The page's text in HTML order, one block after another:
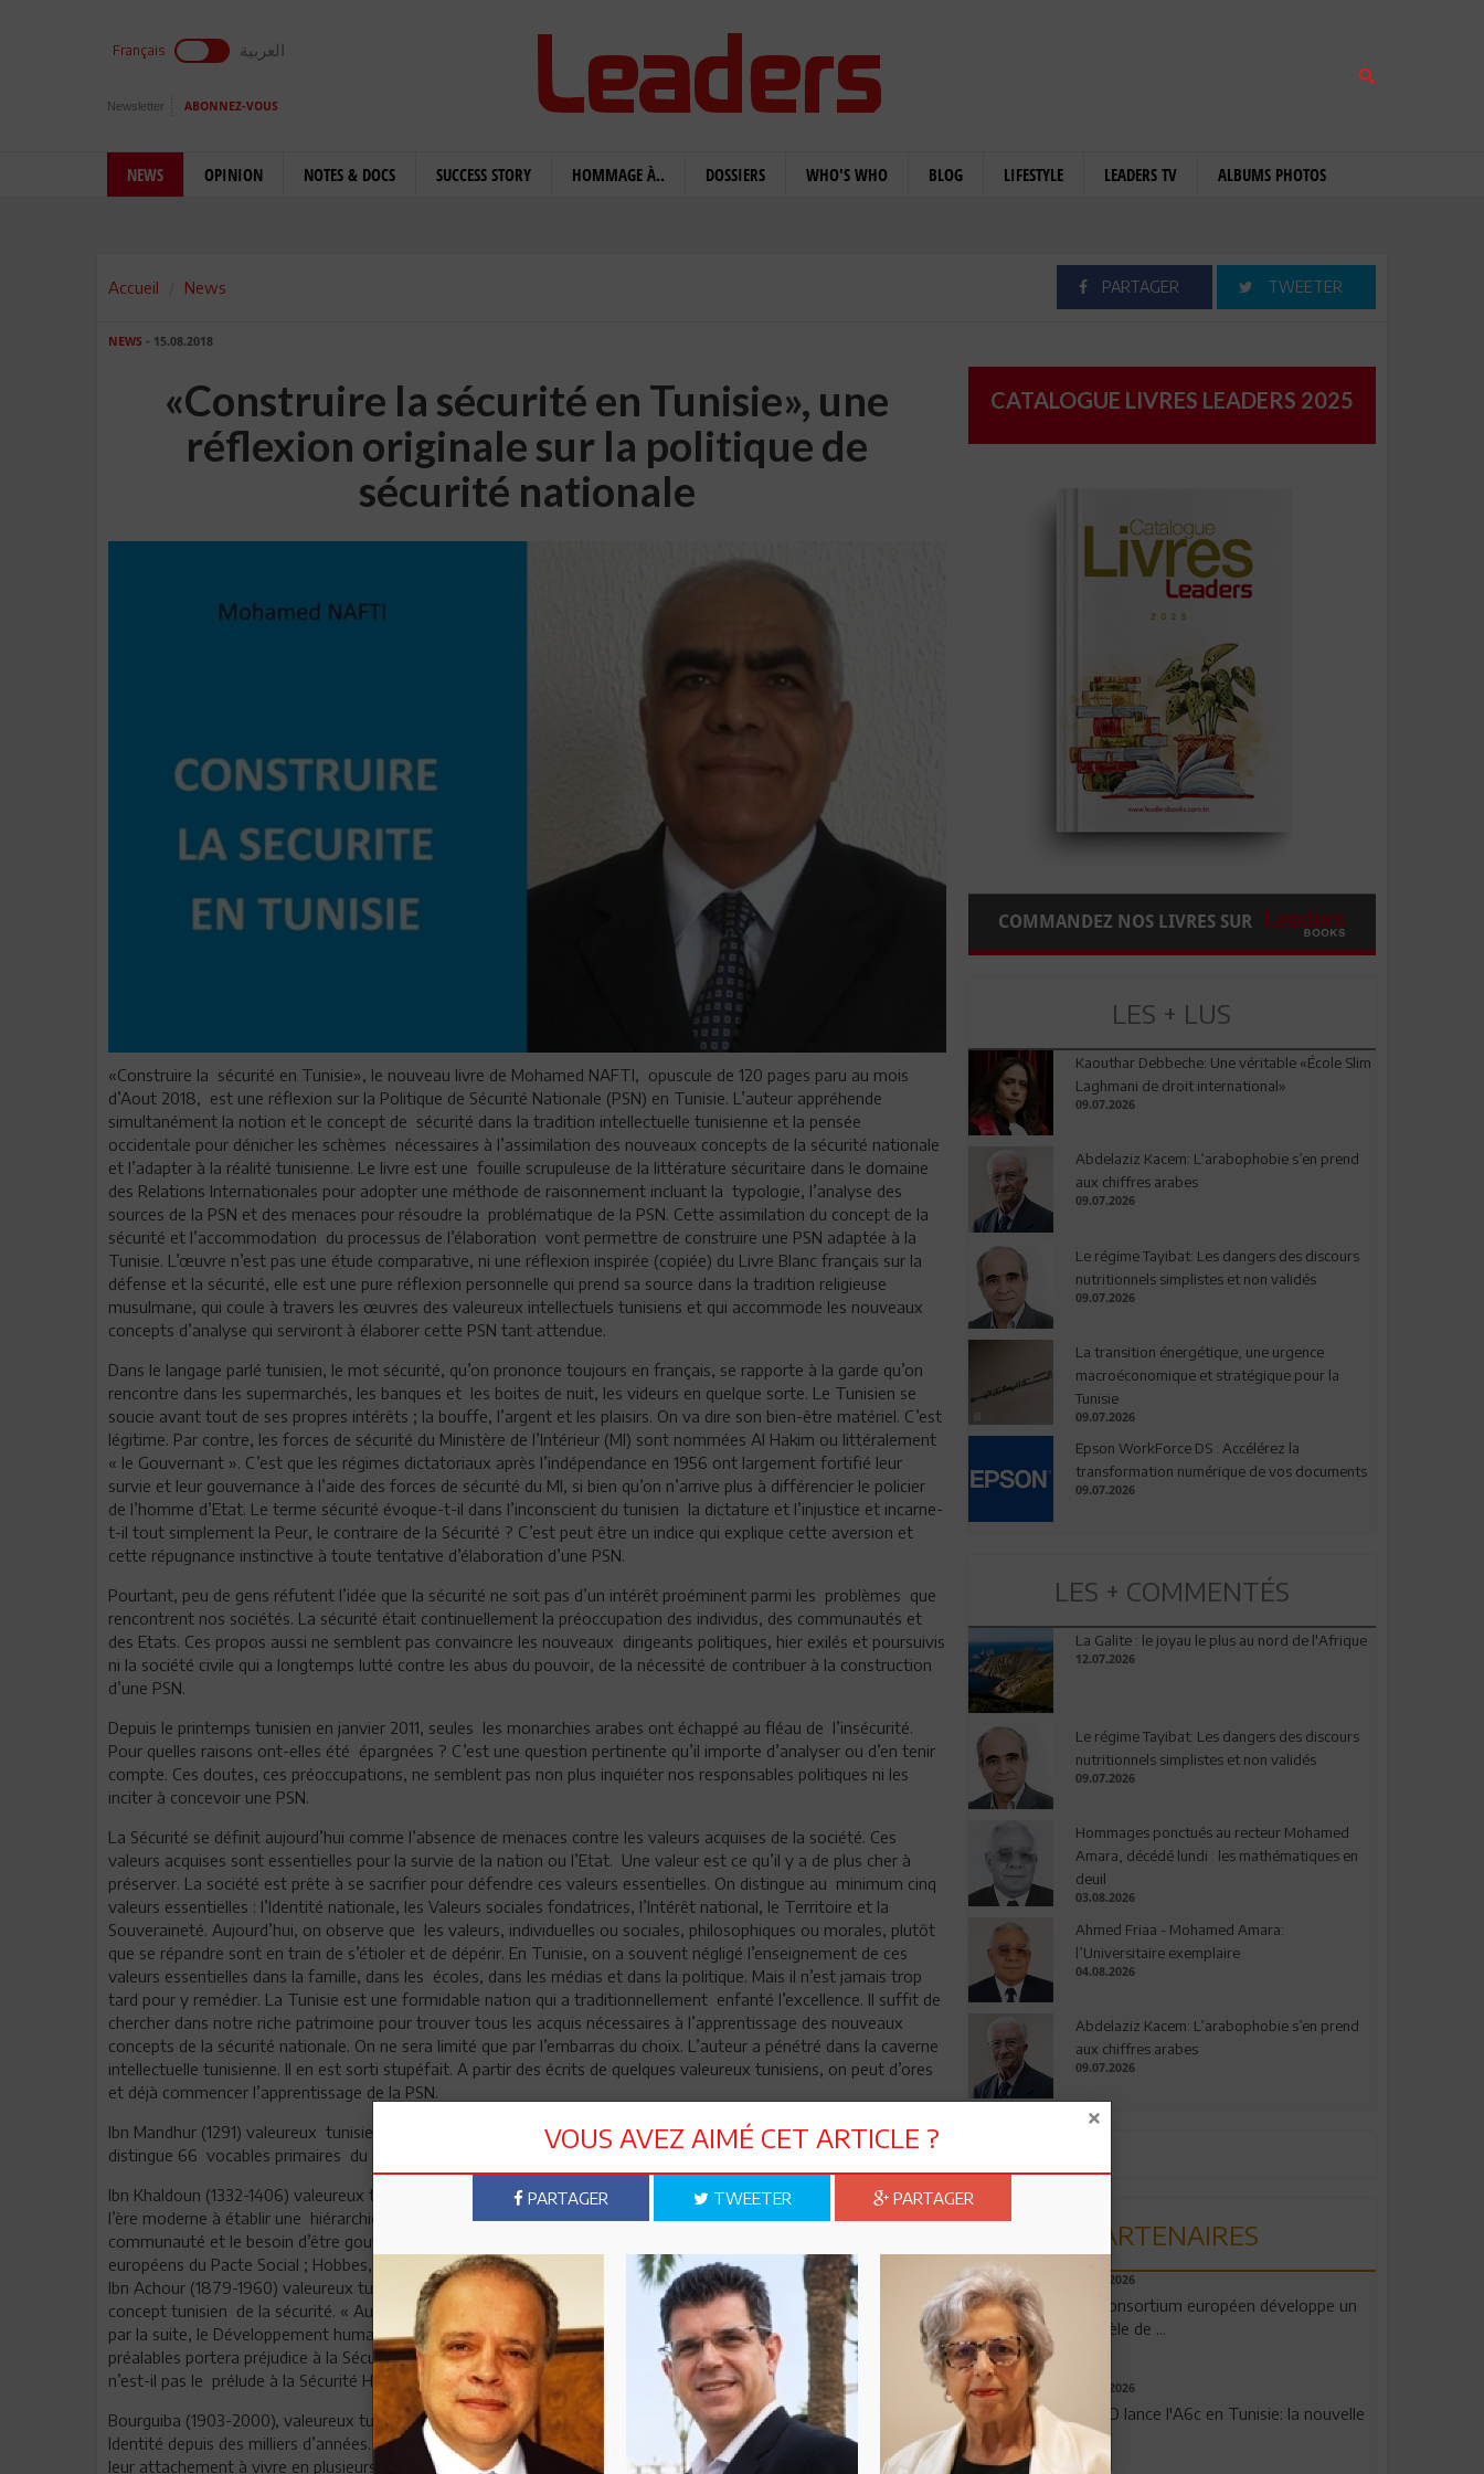
Français العربية
Newsletter ABONNEZ-VOUS
NEWS OPINION NOTES & DOCS SUCCESS STORY HOMMAGE À.. DOSSIERS WHO'S WHO BLOG LIFESTYLE LEADERS TV ALBUMS PHOTOS
Accueil News PARTAGER TWEETER
NEWS - 15.08.2018
«Construire la sécurité en Tunisie», une
réflexion originale sur la politique de
sécurité nationale
«Construire la sécurité en Tunisie», le nouveau livre de Mohamed NAFTI, opuscule de 120 pages paru au mois
d’Aout 2018, est une réflexion sur la Politique de Sécurité Nationale (PSN) en Tunisie. L’auteur appréhende
simultanément la notion et le concept de sécurité dans la tradition intellectuelle tunisienne et la pensée
occidentale pour dénicher les schèmes nécessaires à l’assimilation des nouveaux concepts de la sécurité nationale
et l’adapter à la réalité tunisienne. Le livre est une fouille scrupuleuse de la littérature sécuritaire dans le domaine
des Relations Internationales pour adopter une méthode de raisonnement incluant la typologie, l’analyse des
sources de la PSN et des menaces pour résoudre la problématique de la PSN. Cette assimilation du concept de la
sécurité et l’accommodation du processus de l’élaboration vont permettre de construire une PSN adaptée à la
Tunisie. L’œuvre n’est pas une étude comparative, ni une réflexion inspirée (copiée) du Livre Blanc français sur la
défense et la sécurité, elle est une pure réflexion personnelle qui prend sa source dans la tradition religieuse
musulmane, qui coule à travers les œuvres des valeureux intellectuels tunisiens et qui accommode les nouveaux
concepts d’analyse qui serviront à élaborer cette PSN tant attendue.
Dans le langage parlé tunisien, le mot sécurité, qu’on prononce toujours en français, se rapporte à la garde qu’on
rencontre dans les supermarchés, les banques et les boites de nuit, les videurs en quelque sorte. Le Tunisien se
soucie avant tout de ses propres intérêts ; la bouffe, l’argent et les plaisirs. On va dire son bien-être matériel. C’est
légitime. Par contre, les forces de sécurité du Ministère de l’Intérieur (MI) sont nommées Al Hakim ou littéralement
« le Gouvernant ». C’est que les régimes dictatoriaux après l’indépendance en 1956 ont largement fortifié leur
survie et leur gouvernance à l’aide des forces de sécurité du MI, si bien qu’on n’arrive plus à différencier le policier
de l’homme d’Etat. Le terme sécurité évoque-t-il dans l’inconscient du tunisien la dictature et l’injustice et incarne-
t-il tout simplement la Peur, le contraire de la Sécurité ? C’est peut être un indice qui explique cette aversion et
cette répugnance instinctive à toute tentative d’élaboration d’une PSN.
Pourtant, peu de gens réfutent l’idée que la sécurité ne soit pas d’un intérêt proéminent parmi les problèmes que
rencontrent nos sociétés. La sécurité était continuellement la préoccupation des individus, des communautés et
des Etats. Ces propos aussi ne semblent pas convaincre les nouveaux dirigeants politiques, hier exilés et poursuivis
ni la société civile qui a longtemps lutté contre les abus du pouvoir, de la nécessité de contribuer à la construction
d’une PSN.
Depuis le printemps tunisien en janvier 2011, seules les monarchies arabes ont échappé au fléau de l’insécurité.
Pour quelles raisons ont-elles été épargnées ? C’est une question pertinente qu’il importe d’analyser ou d’en tenir
compte. Ces doutes, ces préoccupations, ne semblent pas non plus inquiéter nos responsables politiques ni les
inciter à concevoir une PSN.
La Sécurité se définit aujourd’hui comme l’absence de menaces contre les valeurs acquises de la société. Ces
valeurs acquises sont essentielles pour la survie de la nation ou l’Etat. Une valeur est ce qu’il y a de plus cher à
préserver. La société est prête à se sacrifier pour défendre ces valeurs essentielles. On distingue au minimum cinq
valeurs essentielles : l’Identité nationale, les Valeurs sociales fondatrices, l’Intérêt national, le Territoire et la
Souveraineté. Aujourd’hui, on observe que les valeurs, individuelles ou sociales, philosophiques ou morales, plutôt
que se répandre sont en train de s’étioler et de dépérir. En Tunisie, on a souvent négligé l’enseignement de ces
valeurs essentielles dans la famille, dans les écoles, dans les médias et dans la politique. Mais il n’est jamais trop
tard pour y remédier. La Tunisie est une formidable nation qui a traditionnellement enfanté l’excellence. Il suffit de
chercher dans notre riche patrimoine pour trouver tous les acquis nécessaires à l’apprentissage des nouveaux
concepts de la sécurité nationale. On ne sera limité que par l’embarras du choix. L’auteur a pénétré dans la caverne
intellectuelle tunisienne. Il en est sorti stupéfait. A partir des écrits de quelques valeureux tunisiens, on peut d’ores
et déjà commencer l’apprentissage de la PSN.
Ibn Mandhur (1291) valeureux tunisien, auteur du Lisan al Arab définit la Sécurité comme le contraire de la Peur et
distingue 66 vocables primaires du mot sécurité. Son œuvre demeure une référence mondiale.
Ibn Khaldoun (1332-1406) valeureux tunisien, auteur des Prolégomènes, Al Muqadima. Fût le premier penseur de
l’ère moderne à établir une hiérarchie des besoins de l’homme. La subsistance, la sécurité, l’appartenance à une
communauté et le besoin d’être gouverné par une autorité répressive. Ses idées ont-elles inspiré les philosophes
européens du Pacte Social ; Hobbes, Rousseau et Kant?
Ibn Achour (1879-1960) valeureux tunisien. Auteur de l’exégèse du Coran At-Tahrir wa Tanwir , a établi le
concept tunisien de la sécurité. « Auparavant, elle exige la Justice, la Dignité et le Bien-Etre matériel. Elle implique
par la suite, le Développement humain, la poursuite de l’Intérêt National et la Richesse. Une déficience des trois
préalables portera préjudice à la Sécurité. Une déficience de la sécurité compromet les trois derniers ». Ce concept
n’est-il pas le prélude à la Sécurité Humaine du XXI siècle?
Bourguiba (1903-2000), valeureux tunisien. « La Nation tunisienne et non la nation arabe. La Tunisie a édifié une
Identité depuis des milliers d’années. Le monde arabe est constitué de différentes nations et c’est ce qui explique
leur attachement à vivre en plusieurs Etats. »
CATALOGUE LIVRES LEADERS 2025
COMMANDEZ NOS LIVRES SUR
LES + LUS
Kaouthar Debbeche: Une véritable «École Slim
Laghmani de droit international»
09.07.2026
Abdelaziz Kacem: L’arabophobie s’en prend
aux chiffres arabes
09.07.2026
Le régime Tayibat: Les dangers des discours
nutritionnels simplistes et non validés
09.07.2026
La transition énergétique, une urgence
macroéconomique et stratégique pour la
Tunisie
09.07.2026
Epson WorkForce DS : Accélérez la
transformation numérique de vos documents
09.07.2026
LES + COMMENTÉS
La Galite : le joyau le plus au nord de l'Afrique
12.07.2026
Le régime Tayibat: Les dangers des discours
nutritionnels simplistes et non validés
09.07.2026
Hommages ponctués au recteur Mohamed
Amara, décédé lundi : les mathématiques en
deuil
03.08.2026
Ahmed Friaa - Mohamed Amara:
l’Universitaire exemplaire
04.08.2026
Abdelaziz Kacem: L’arabophobie s’en prend
aux chiffres arabes
09.07.2026
PARTENAIRES
06.08.2026
Un consortium européen développe un
modèle de ...
04.08.2026
OPPO lance l'A6c en Tunisie: la nouvelle
VOUS AVEZ AIMÉ CET ARTICLE ?
PARTAGER TWEETER PARTAGER